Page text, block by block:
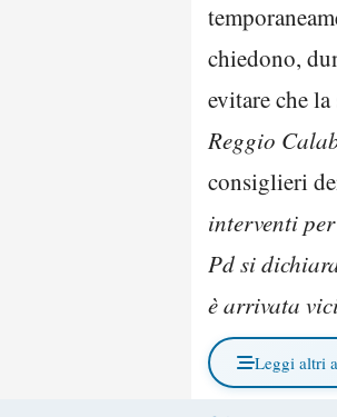
chiedono,
evitare che
Reggio
consiglieri
interventi
Pd si
è arrivata
Leggi altri